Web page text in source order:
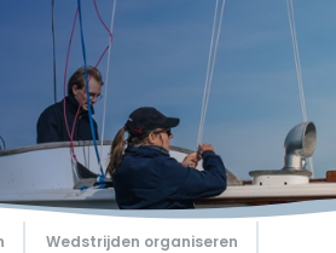
Wedstrijden organiseren